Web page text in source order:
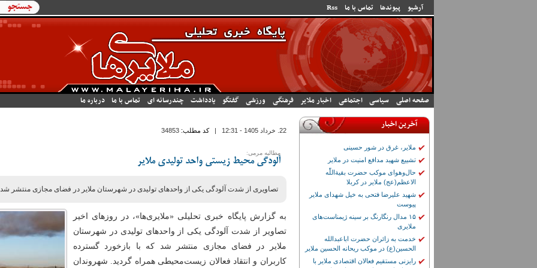
آرشیو پیوندها تماس با ما Rss فرم
جستجو
صفحه اصلی سیاسی اجتماعی اخبار ملایر فرهنگی ورزشی گفتگو یادداشت چندرسانه ای تماس با ما درباره ما
22. خرداد 1405 - 12:31 |کد مطلب:34853
مطالبه مرمی:
آلودگی محیط زیستی واحد تولیدی ملایر
تصاویری از شدت آلودگی یکی از واحدهای تولیدی در شهرستان ملایر در فضای مجازی منتشر
به گزارش پایگاه خبری تحلیلی «ملایری‌ها»، در روزهای اخیر
تصاویر از شدت آلودگی یکی از واحدهای تولیدی در شهرستان
ملایر در فضای مجازی منتشر شد که با بازخورد گسترده
کاربران و انتقاد فعالان زیست‌محیطی همراه گردید. شهروندان
آخرین اخبار
ملایر، غرق در شور حسینی
تشییع شهید مدافع امنیت در ملایر
حال‌وهوای موکب حضرت بقیة‌اللّٰه
الاعظم(عج) ملایر در کربلا
شهید علیرضا فتحی به خیل شهدای ملایر
پیوست
۱۵ مدال رنگارنگ بر سینه ژیمناست‌های
ملایری
خدمت به زائران حضرت اباعبدالله
الحسین(ع) در موکب ریحانه الحسین ملایر
رایزنی مستقیم فعالان اقتصادی ملایر با